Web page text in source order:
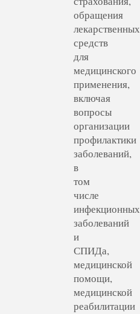
обращения
лекарственных
средств
для
медицинского
применения,
включая
вопросы
организации
профилактики
заболеваний,
в
том
числе
инфекционных
заболеваний
и
СПИДа,
медицинской
помощи,
медицинской
реабилитации